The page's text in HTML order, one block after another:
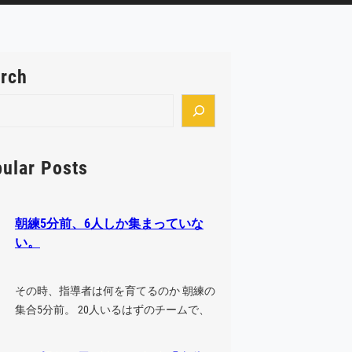
Posts
朝練5分前、6人しか集まっていな
い。
その時、指導者は何を育てるのか 朝練の
集合5分前。 20人いるはずのチームで、